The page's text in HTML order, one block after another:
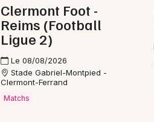
Clermont Foot -
Reims (Football
Ligue 2)
Le 08/08/2026
Stade Gabriel-Montpied -
Clermont-Ferrand
Matchs